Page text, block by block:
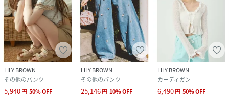
LILY BROWN
その他のパンツ
5,940円 50%OFF
LILY BROWN
その他のパンツ
25,146円 10%OFF
LILY BROWN
カーディガン
6,490円 50%OFF